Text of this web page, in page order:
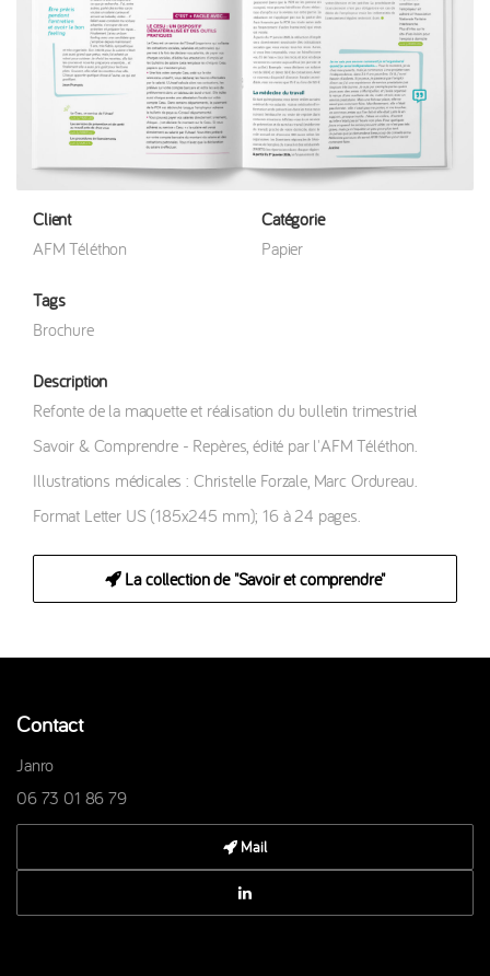
Client
AFM Téléthon
Catégorie
Papier
Tags
Brochure
Description
Refonte de la maquette et réalisation du bulletin trimestriel
Savoir & Comprendre - Repères, édité par l'AFM Téléthon.
Illustrations médicales : Christelle Forzale, Marc Ordureau.
Format Letter US (185x245 mm); 16 à 24 pages.
La collection de "Savoir et comprendre"
Contact
Janro
06 73 01 86 79
Mail